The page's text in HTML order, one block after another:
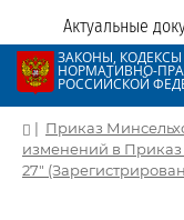
Актуальные
ЗАКОНЫ, КОДЕКСЫ
НОРМАТИВНО-
РОССИЙСКОЙ
| Приказ
изменений в Приказ
27"